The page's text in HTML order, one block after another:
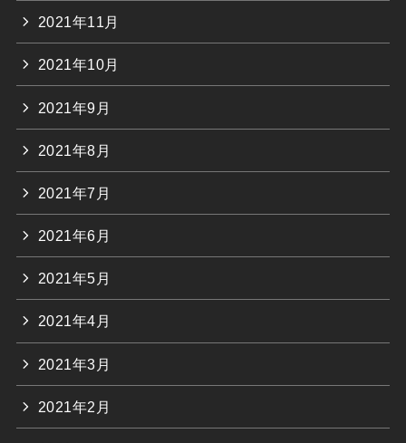
2021年11月
2021年10月
2021年9月
2021年8月
2021年7月
2021年6月
2021年5月
2021年4月
2021年3月
2021年2月